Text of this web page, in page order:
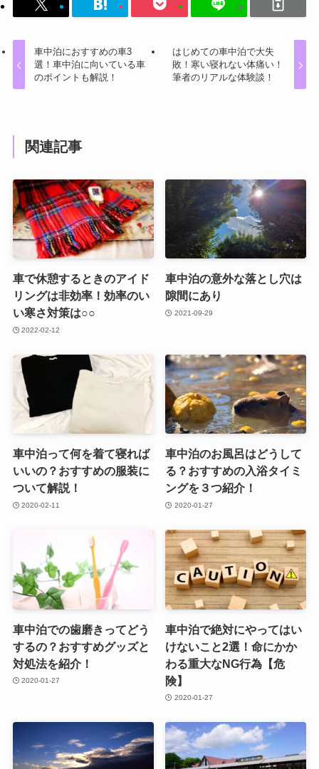
車中泊におすすめの車3
選！車中泊に向いている車
のポイントも解説！
はじめての車中泊で大失
敗！寒い寝れない体痛い！
筆者のリアルな体験談！
関連記事
車で休憩するときのアイド
リングは非効率！効率のい
い寒さ対策は○○
2022-02-12
車中泊の意外な落とし穴は
隙間にあり
2021-09-29
車中泊って何を着て寝れば
いいの？おすすめの服装に
ついて解説！
2020-02-11
車中泊のお風呂はどうして
る？おすすめの入浴タイミ
ングを３つ紹介！
2020-01-27
車中泊での歯磨きってどう
するの？おすすめグッズと
対処法を紹介！
2020-01-27
車中泊で絶対にやってはい
けないこと2選！命にかか
わる重大なNG行為【危
険】
2020-01-27